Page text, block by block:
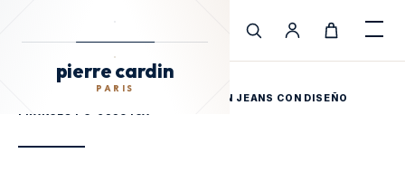
pierre cardin
PARIS
Cargando Pierre Cardin
PARIS
/TIENDA/
CAMISA ML ETIQUETA PIERRE CARDIN JEANS CON DISEÑO
FRANCÉS PC-63504CA